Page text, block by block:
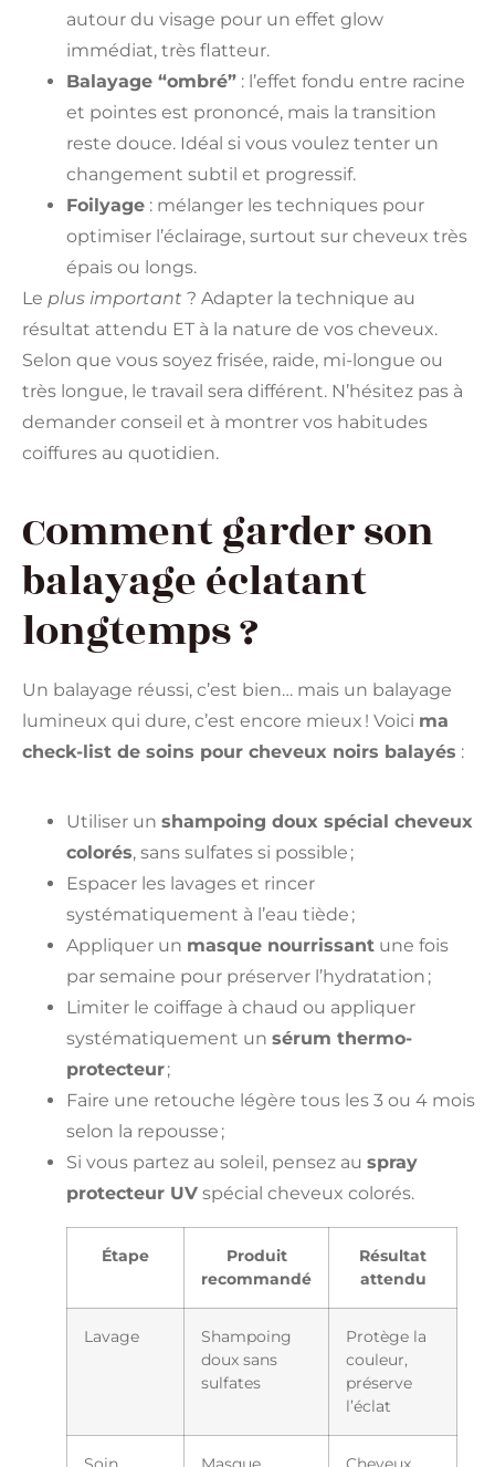
autour du visage pour un effet glow
immédiat, très flatteur.
Balayage “ombré” : l’effet fondu entre racine
et pointes est prononcé, mais la transition
reste douce. Idéal si vous voulez tenter un
changement subtil et progressif.
Foilyage : mélanger les techniques pour
optimiser l’éclairage, surtout sur cheveux très
épais ou longs.
Le plus important ? Adapter la technique au
résultat attendu ET à la nature de vos cheveux.
Selon que vous soyez frisée, raide, mi-longue ou
très longue, le travail sera différent. N’hésitez pas à
demander conseil et à montrer vos habitudes
coiffures au quotidien.
Comment garder son
balayage éclatant
longtemps ?
Un balayage réussi, c’est bien… mais un balayage
lumineux qui dure, c’est encore mieux ! Voici ma
check-list de soins pour cheveux noirs balayés :
Utiliser un shampoing doux spécial cheveux
colorés, sans sulfates si possible ;
Espacer les lavages et rincer
systématiquement à l’eau tiède ;
Appliquer un masque nourrissant une fois
par semaine pour préserver l’hydratation ;
Limiter le coiffage à chaud ou appliquer
systématiquement un sérum thermo-
protecteur;
Faire une retouche légère tous les 3 ou 4 mois
selon la repousse ;
Si vous partez au soleil, pensez au spray
protecteur UV spécial cheveux colorés.
Étape
Produit
recommandé
Résultat
attendu
Lavage
Shampoing
doux sans
sulfates
Protège la
couleur,
préserve
l’éclat